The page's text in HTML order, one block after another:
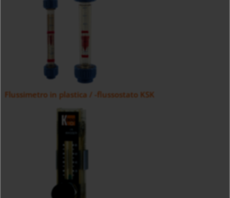
Flussimetro in plastica / -flussostato KSK